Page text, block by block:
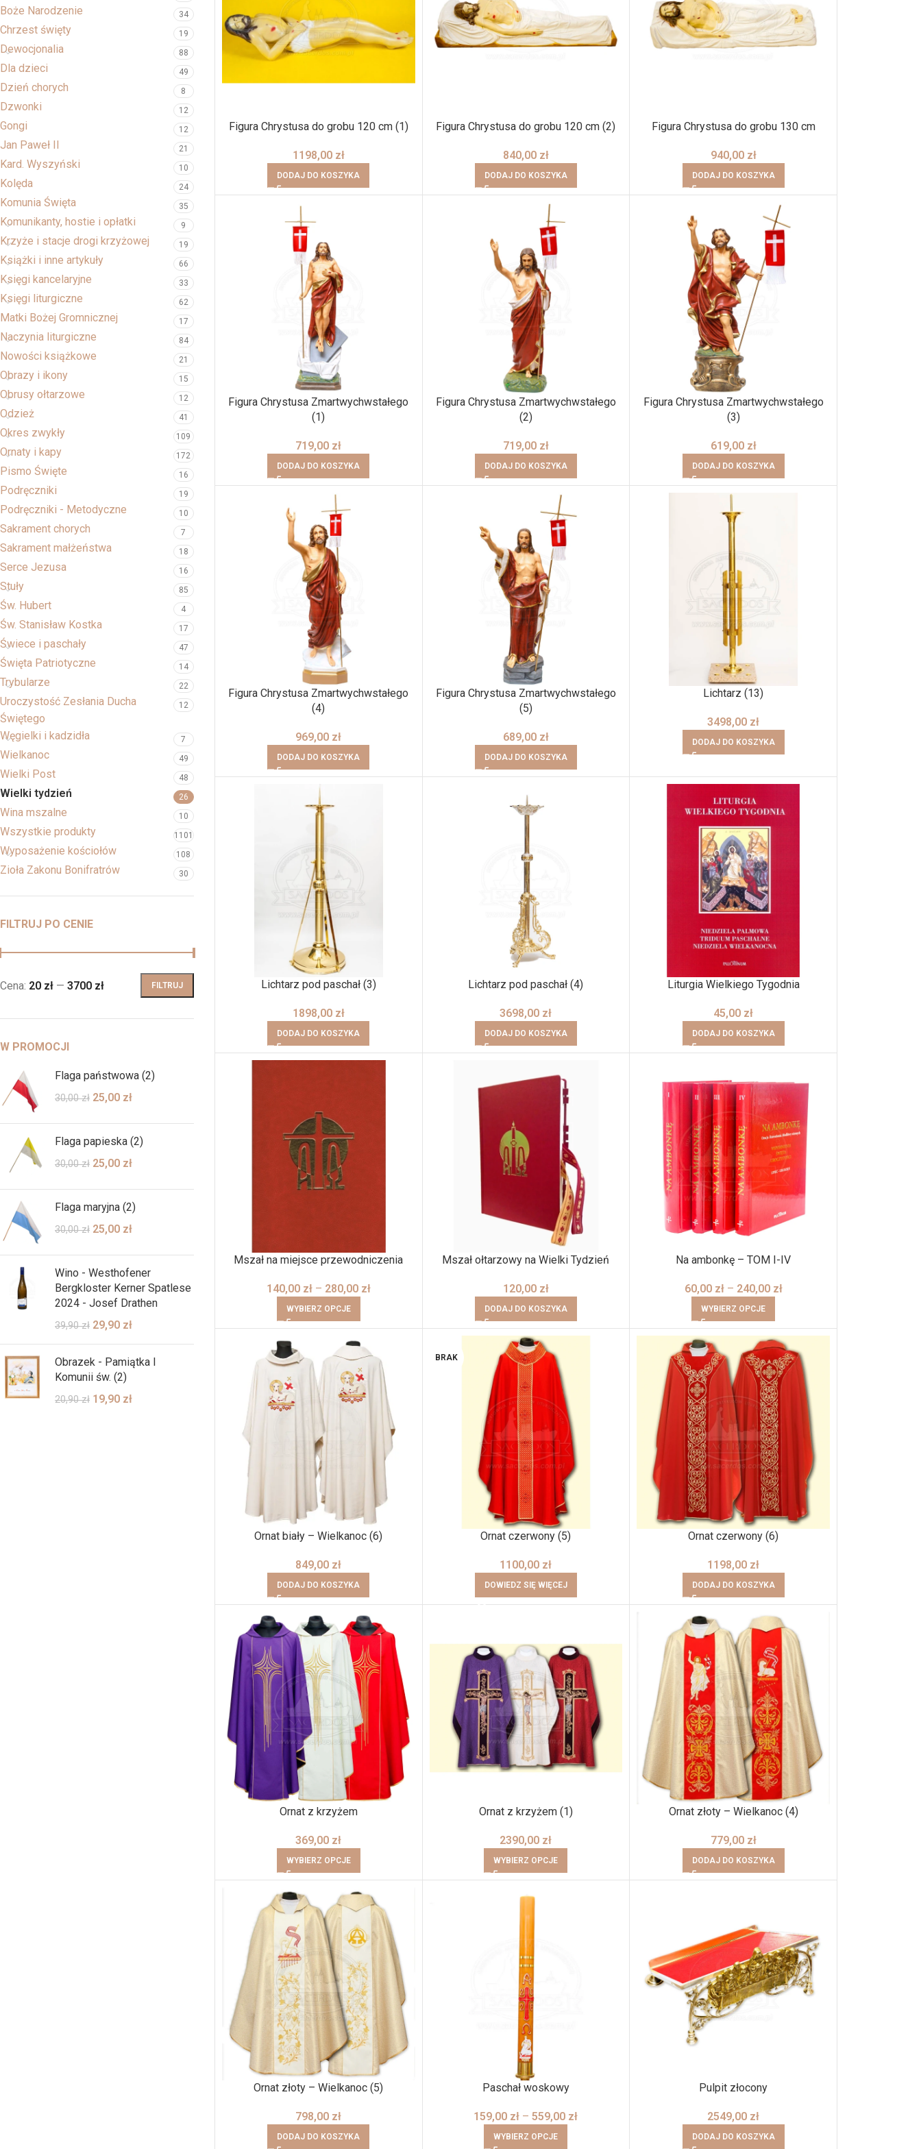
Boże Narodzenie 34
Chrzest święty 19
Dewocjonalia 88
Dla dzieci 49
Dzień chorych 8
Dzwonki 12
Gongi 12
Jan Paweł II 21
Kard. Wyszyński 10
Kolęda 24
Komunia Święta 35
Komunikanty, hostie i opłatki 9
Krzyże i stacje drogi krzyżowej 19
Książki i inne artykuły 66
Księgi kancelaryjne 33
Księgi liturgiczne 62
Matki Bożej Gromnicznej 17
Naczynia liturgiczne 84
Nowości książkowe 21
Obrazy i ikony 15
Obrusy ołtarzowe 12
Odzież 41
Okres zwykły 109
Ornaty i kapy 172
Pismo Święte 16
Podręczniki 19
Podręczniki - Metodyczne 10
Sakrament chorych 7
Sakrament małżeństwa 18
Serce Jezusa 16
Stuły 85
Św. Hubert 4
Św. Stanisław Kostka 17
Świece i paschały 47
Święta Patriotyczne 14
Trybularze 22
Uroczystość Zesłania Ducha
Świętego
12
Węgielki i kadzidła 7
Wielkanoc 49
Wielki Post 48
Wielki tydzień 26
Wina mszalne 10
Wszystkie produkty 1101
Wyposażenie kościołów 108
Zioła Zakonu Bonifratrów 30
FILTRUJ PO CENIE
FILTRUJ
Cena: 20 zł — 3700 zł
W PROMOCJI
Flaga państwowa (2)
30,00zł 25,00 zł
Flaga papieska (2)
30,00zł 25,00 zł
Flaga maryjna (2)
30,00zł 25,00 zł
Wino - Westhofener
Bergkloster Kerner Spatlese
2024 - Josef Drathen
39,90zł 29,90 zł
Obrazek - Pamiątka I
Komunii św. (2)
20,90zł 19,90 zł
Figura Chrystusa do grobu 120 cm (1)
1198,00 zł
DODAJ DO KOSZYKA
Figura Chrystusa do grobu 120 cm (2)
840,00 zł
DODAJ DO KOSZYKA
Figura Chrystusa do grobu 130 cm
940,00 zł
DODAJ DO KOSZYKA
Figura Chrystusa Zmartwychwstałego
(1)
719,00 zł
DODAJ DO KOSZYKA
Figura Chrystusa Zmartwychwstałego
(2)
719,00 zł
DODAJ DO KOSZYKA
Figura Chrystusa Zmartwychwstałego
(3)
619,00 zł
DODAJ DO KOSZYKA
Figura Chrystusa Zmartwychwstałego
(4)
969,00 zł
DODAJ DO KOSZYKA
Figura Chrystusa Zmartwychwstałego
(5)
689,00 zł
DODAJ DO KOSZYKA
Lichtarz (13)
3498,00 zł
DODAJ DO KOSZYKA
Lichtarz pod paschał (3)
1898,00 zł
DODAJ DO KOSZYKA
Lichtarz pod paschał (4)
3698,00 zł
DODAJ DO KOSZYKA
Liturgia Wielkiego Tygodnia
45,00 zł
DODAJ DO KOSZYKA
Mszał na miejsce przewodniczenia
140,00 zł – 280,00 zł
WYBIERZ OPCJE
Mszał ołtarzowy na Wielki Tydzień
120,00 zł
DODAJ DO KOSZYKA
Na ambonkę – TOM I-IV
60,00 zł – 240,00 zł
WYBIERZ OPCJE
Ornat biały – Wielkanoc (6)
849,00 zł
DODAJ DO KOSZYKA
BRAK
Ornat czerwony (5)
1100,00 zł
DOWIEDZ SIĘ WIĘCEJ
Ornat czerwony (6)
1198,00 zł
DODAJ DO KOSZYKA
Ornat z krzyżem
369,00 zł
WYBIERZ OPCJE
Ornat z krzyżem (1)
2390,00 zł
WYBIERZ OPCJE
Ornat złoty – Wielkanoc (4)
779,00 zł
DODAJ DO KOSZYKA
Ornat złoty – Wielkanoc (5)
798,00 zł
DODAJ DO KOSZYKA
Paschał woskowy
159,00 zł – 559,00 zł
WYBIERZ OPCJE
Pulpit złocony
2549,00 zł
DODAJ DO KOSZYKA